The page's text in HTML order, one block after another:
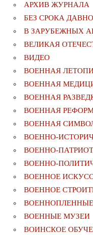
АРХИВ ЖУРНАЛА
БЕЗ СРОКА
В ЗАРУБЕЖНЫХ
ВЕЛИКАЯ
ВИДЕО
ВОЕННАЯ
ВОЕННАЯ
ВОЕННАЯ
ВОЕННАЯ
ВОЕННАЯ
ВОЕННО-
ВОЕННО-
ВОЕННО-
ВОЕННОЕ
ВОЕННОЕ
ВОЕННЫЕ МУЗЕИ
ВОИНСКОЕ